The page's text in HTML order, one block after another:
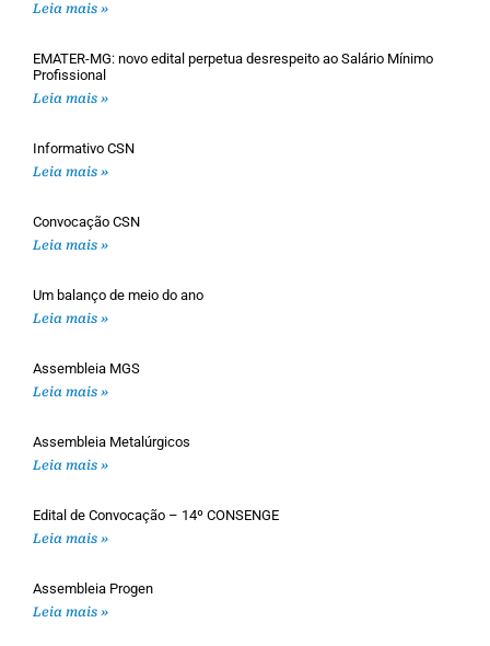
Leia mais »
EMATER-MG: novo edital perpetua desrespeito ao Salário Mínimo
Profissional
Leia mais »
Informativo CSN
Leia mais »
Convocação CSN
Leia mais »
Um balanço de meio do ano
Leia mais »
Assembleia MGS
Leia mais »
Assembleia Metalúrgicos
Leia mais »
Edital de Convocação – 14º CONSENGE
Leia mais »
Assembleia Progen
Leia mais »